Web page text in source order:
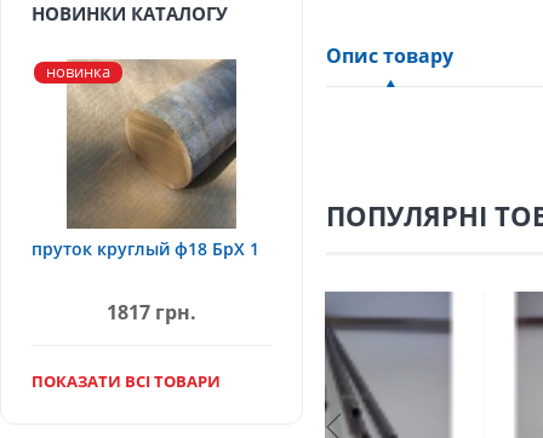
Опис товару
ПОПУЛЯРНІ
НОВИНКИ КАТАЛОГУ
новинка
пруток круглый ф18 БрХ 1
1817 грн.
ПОКАЗАТИ ВСІ ТОВАРИ